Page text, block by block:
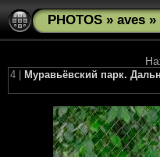
PHOTOS » aves »
4 |
Муравьёвский парк.